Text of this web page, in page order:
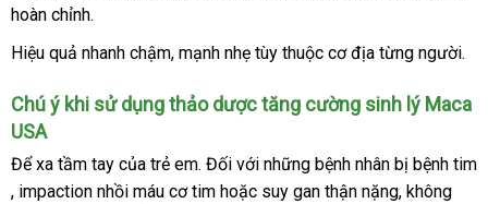
hoàn chỉnh.
Hiệu quả nhanh chậmkhách
, mạnh nhẹ tùy thuộc cơ địa từng người.
Chú ý khi sử dụng thảo dược tăng cường sinh lý Maca
USA
Để xa tầm tay lấy
hàng
của trẻ emlớn
. Đối rẻ
nhất
với giá
rẻ
những bệnh nhân bị bệnh tim
khách
, impaction nhồi máu cơ tim phân
hoặc suy gan thận nặnghàng
, không